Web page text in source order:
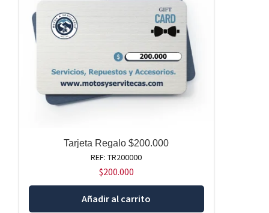
Tarjeta Regalo $200.000
REF: TR200000
$200.000
Añadir al carrito